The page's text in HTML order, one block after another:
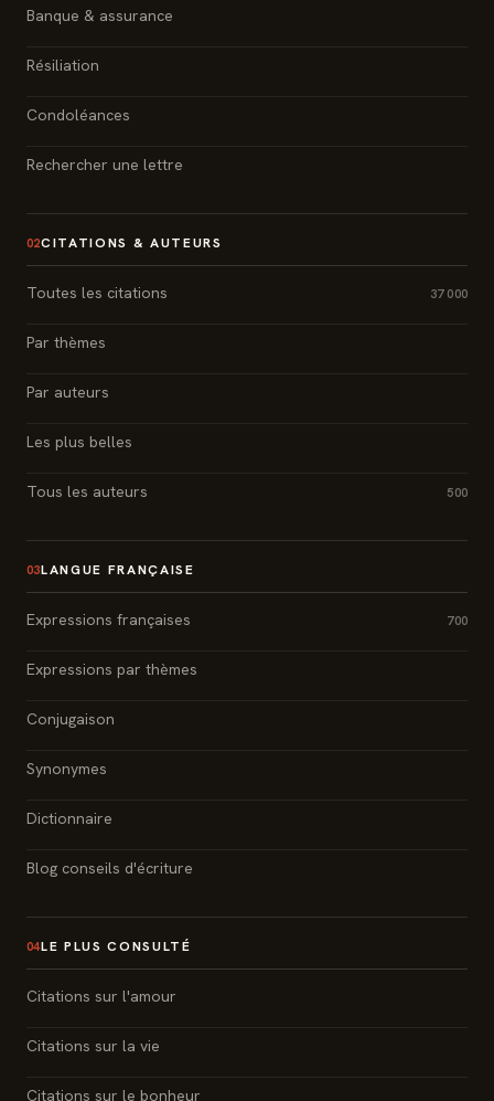
Banque & assurance
Résiliation
Condoléances
Rechercher une lettre
02CITATIONS & AUTEURS
Toutes les citations 37 000
Par thèmes
Par auteurs
Les plus belles
Tous les auteurs 500
03LANGUE FRANÇAISE
Expressions françaises 700
Expressions par thèmes
Conjugaison
Synonymes
Dictionnaire
Blog conseils d'écriture
04LE PLUS CONSULTÉ
Citations sur l'amour
Citations sur la vie
Citations sur le bonheur